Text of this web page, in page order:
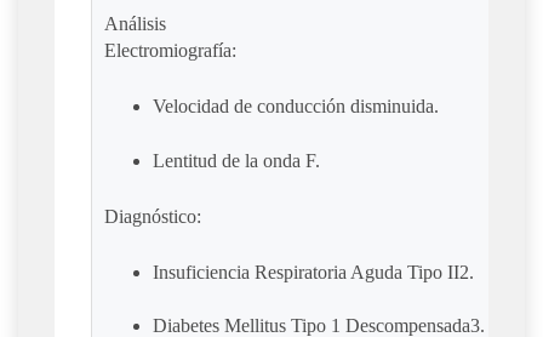
Análisis
Electromiografía:
Velocidad de conducción disminuida.
Lentitud de la onda F.
Diagnóstico:
Insuficiencia Respiratoria Aguda Tipo II2.
Diabetes Mellitus Tipo 1 Descompensada3.